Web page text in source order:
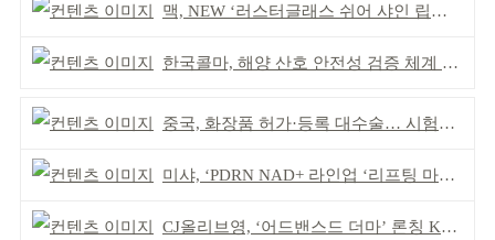
맥, NEW ‘러스터글래스 쉬어 샤인 립스틱’ 출시
한국콜마, 해양 산호 안전성 검증 체계 구축
중국, 화장품 허가·등록 대수술… 시험자료 공용 허용
미샤, ‘PDRN NAD+ 라인업 ‘리프팅 마스크’ 출시
CJ올리브영, ‘어드밴스드 더마’ 론칭 K더마 육성 박차